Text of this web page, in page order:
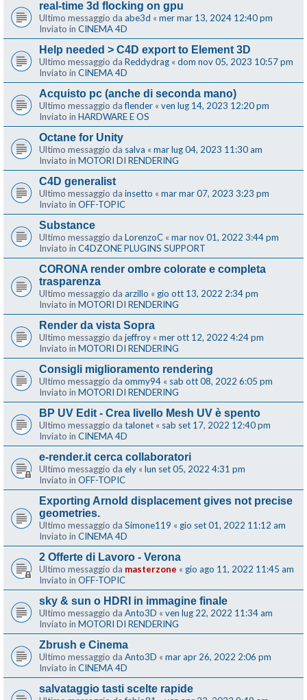
real-time 3d flocking on gpu
Ultimo messaggio da abe3d « mer mar 13, 2024 12:40 pm
Inviato in CINEMA 4D
Help needed > C4D export to Element 3D
Ultimo messaggio da Reddydrag « dom nov 05, 2023 10:57 pm
Inviato in CINEMA 4D
Acquisto pc (anche di seconda mano)
Ultimo messaggio daflender « ven lug 14, 2023 12:20 pm
Inviato in HARDWARE E OS
Octane for Unity
Ultimo messaggio da salva « mar lug 04, 2023 11:30 am
Inviato in MOTORI DI RENDERING
C4D generalist
Ultimo messaggio da insetto « mar mar 07, 2023 3:23 pm
Inviato in OFF-TOPIC
Substance
Ultimo messaggio da LorenzoC « mar nov 01, 2022 3:44 pm
Inviato in C4DZONE PLUGINS SUPPORT
CORONA render ombre colorate e completa
trasparenza
Ultimo messaggio da arzillo « gio ott 13, 2022 2:34 pm
Inviato in MOTORI DI RENDERING
Render da vista Sopra
Ultimo messaggio da jeffroy « mer ott 12, 2022 4:24 pm
Inviato in MOTORI DI RENDERING
Consigli miglioramento rendering
Ultimo messaggio da ommy94 « sab ott 08, 2022 6:05 pm
Inviato in MOTORI DI RENDERING
BP UV Edit - Crea livello Mesh UV è spento
Ultimo messaggio da talonet « sab set 17, 2022 12:40 pm
Inviato in CINEMA 4D
e-render.it cerca collaboratori
Ultimo messaggio da ely « lun set 05, 2022 4:31 pm
Inviato in OFF-TOPIC
Exporting Arnold displacement gives not precise
geometries.
Ultimo messaggio da Simone119 « gio set 01, 2022 11:12 am
Inviato in CINEMA 4D
2 Offerte di Lavoro - Verona
Ultimo messaggio da masterzone « gio ago 11, 2022 11:45 am
Inviato in OFF-TOPIC
sky & sun o HDRI in immagine finale
Ultimo messaggio da Anto3D « ven lug 22, 2022 11:34 am
Inviato in MOTORI DI RENDERING
Zbrush e Cinema
Ultimo messaggio da Anto3D « mar apr 26, 2022 2:06 pm
Inviato in CINEMA 4D
salvataggio tasti scelte rapide